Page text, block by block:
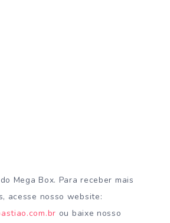
Mega Box. Para receber mais
acesse nosso website:
ou baixe nosso